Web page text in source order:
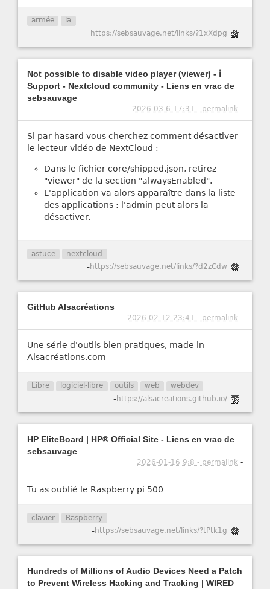
armée ia
-https://sebsauvage.net/links/?1xXdpg
Not possible to disable video player (viewer) - ℹ️
Support - Nextcloud community - Liens en vrac de
sebsauvage
2026-03-6 17:31 - permalink -
Si par hasard vous cherchez comment désactiver
le lecteur vidéo de NextCloud :
Dans le fichier core/shipped.json, retirez
"viewer" de la section "alwaysEnabled".
L'application va alors apparaître dans la liste
des applications : l'admin peut alors la
désactiver.
astuce nextcloud
-https://sebsauvage.net/links/?d2zCdw
GitHub Alsacréations
2026-02-12 23:41 - permalink -
Une série d'outils bien pratiques, made in
Alsacréations.com
Libre logiciel-libre outils web webdev
-https://alsacreations.github.io/
HP EliteBoard | HP® Official Site - Liens en vrac de
sebsauvage
2026-01-16 9:8 - permalink -
Tu as oublié le Raspberry pi 500
clavier Raspberry
-https://sebsauvage.net/links/?tPtk1g
Hundreds of Millions of Audio Devices Need a Patch
to Prevent Wireless Hacking and Tracking | WIRED